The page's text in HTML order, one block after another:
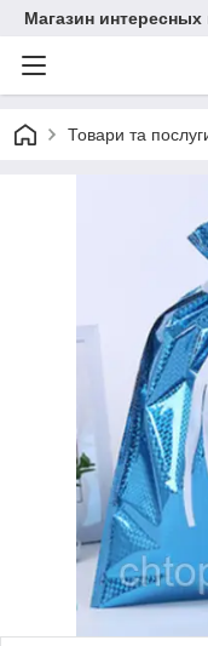
Магазин
Товари та